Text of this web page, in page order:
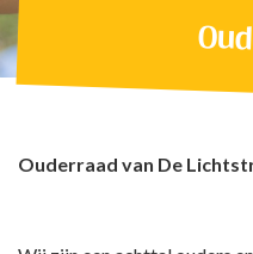
Ouderraad van De